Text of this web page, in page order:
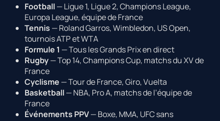
Football— Ligue 1, Ligue 2, Champions League,
Europa League, équipe de France
Tennis — Roland Garros, Wimbledon, US Open,
tournois ATP et WTA
Formule 1 — Tous les Grands Prix en direct
Rugby— Top 14, Champions Cup, matchs du XV de
France
Cyclisme — Tour de France, Giro, Vuelta
Basketball— NBA, Pro A, matchs de l’équipe de
France
Événements PPV— Boxe, MMA, UFC sans